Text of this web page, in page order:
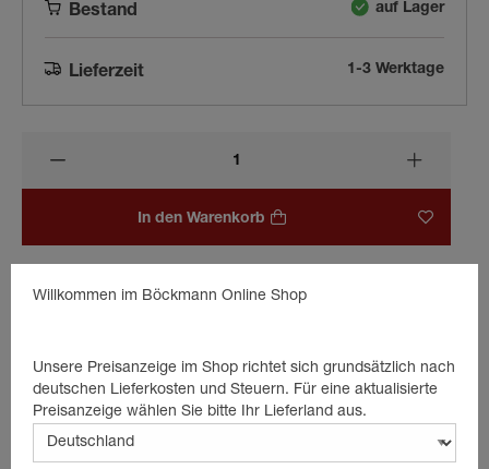
Bestand auf Lager
Lieferzeit 1-3 Werktage
In den Warenkorb
Entlüftungschraube fürHyd-Kleinaggregat.
Willkommen im Böckmann Online Shop
Unsere Preisanzeige im Shop richtet sich grundsätzlich nach
deutschen Lieferkosten und Steuern. Für eine aktualisierte
Preisanzeige wählen Sie bitte Ihr Lieferland aus.